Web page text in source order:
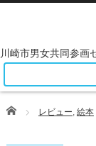
Home レビュー, 絵本